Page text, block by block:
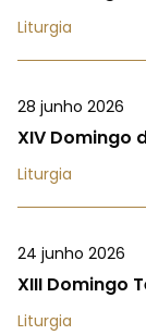
Liturgia
28 junho 2026
XIV Domingo
Liturgia
24 junho 2026
XIII Domingo
Liturgia